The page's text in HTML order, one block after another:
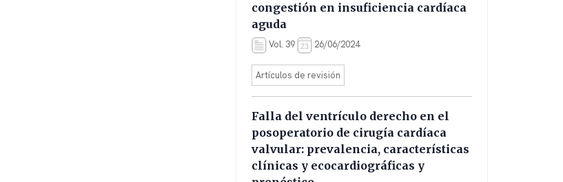
congestión en insuficiencia cardíaca
aguda
Vol. 39 26/06/2024
Artículos de revisión
Falla del ventrículo derecho en el
posoperatorio de cirugía cardíaca
valvular: prevalencia, características
clínicas y ecocardiográficas y